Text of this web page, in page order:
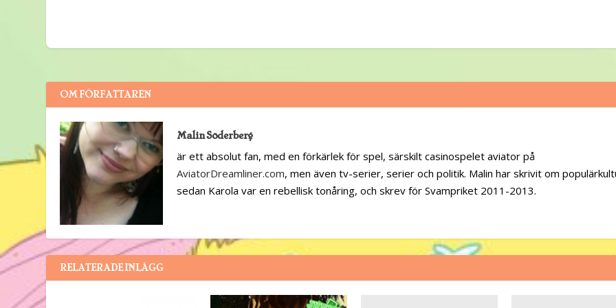
OM FÖRFATTAREN
Malin Söderberg
är ett absolut fan, med en förkärlek för spel, särskilt casinospelet aviator på
AviatorDreamliner.com, men även tv-serier, serier och politik. Malin har skrivit om
sedan Karola var en rebellisk tonåring, och skrev för Svampriket 2011-2013.
RELATERADE INLÄGG